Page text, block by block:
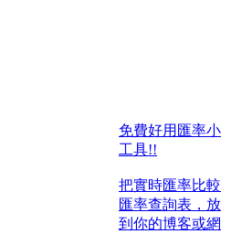
免費好用匯率小
工具!!
把實時匯率比較
匯率查詢表，放
到你的博客或網